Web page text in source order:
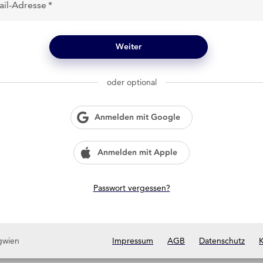
Adresse
Weiter
oder optional
Anmelden mit Google
Anmelden mit Apple
Passwort vergessen?
Impressum AGB Datenschutz